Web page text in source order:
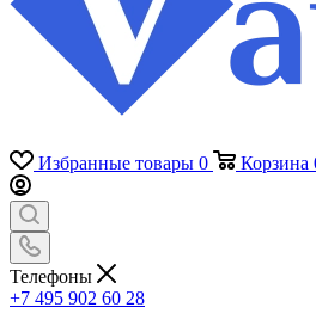
Избранные товары 0 Корзина
Телефоны
+7 495 902 60 28